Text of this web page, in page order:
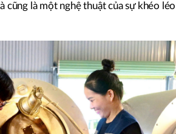
cũng là một nghệ thuật của sự khéo léo